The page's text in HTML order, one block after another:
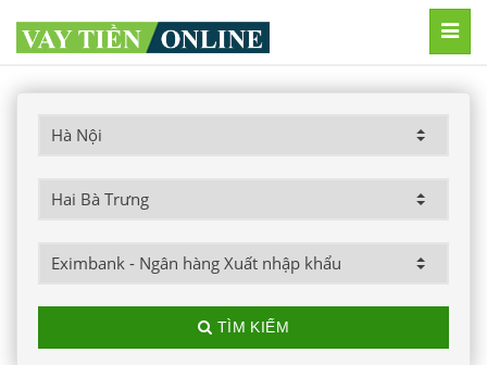
TÌM KIẾM